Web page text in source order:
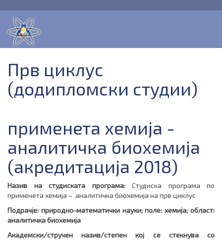
Прв циклус
(додипломски студии)
применета хемија -
аналитичка биохемија
(акредитација 2018)
Назив на студиската програма:Студиска програма по
применета хемија – аналитичка биохемија на прв циклус
Подрачје: природно-математички науки; поле: хемија; област:
аналитичка биохемија
Академски/стручeн назив/степен кој се стекнува со